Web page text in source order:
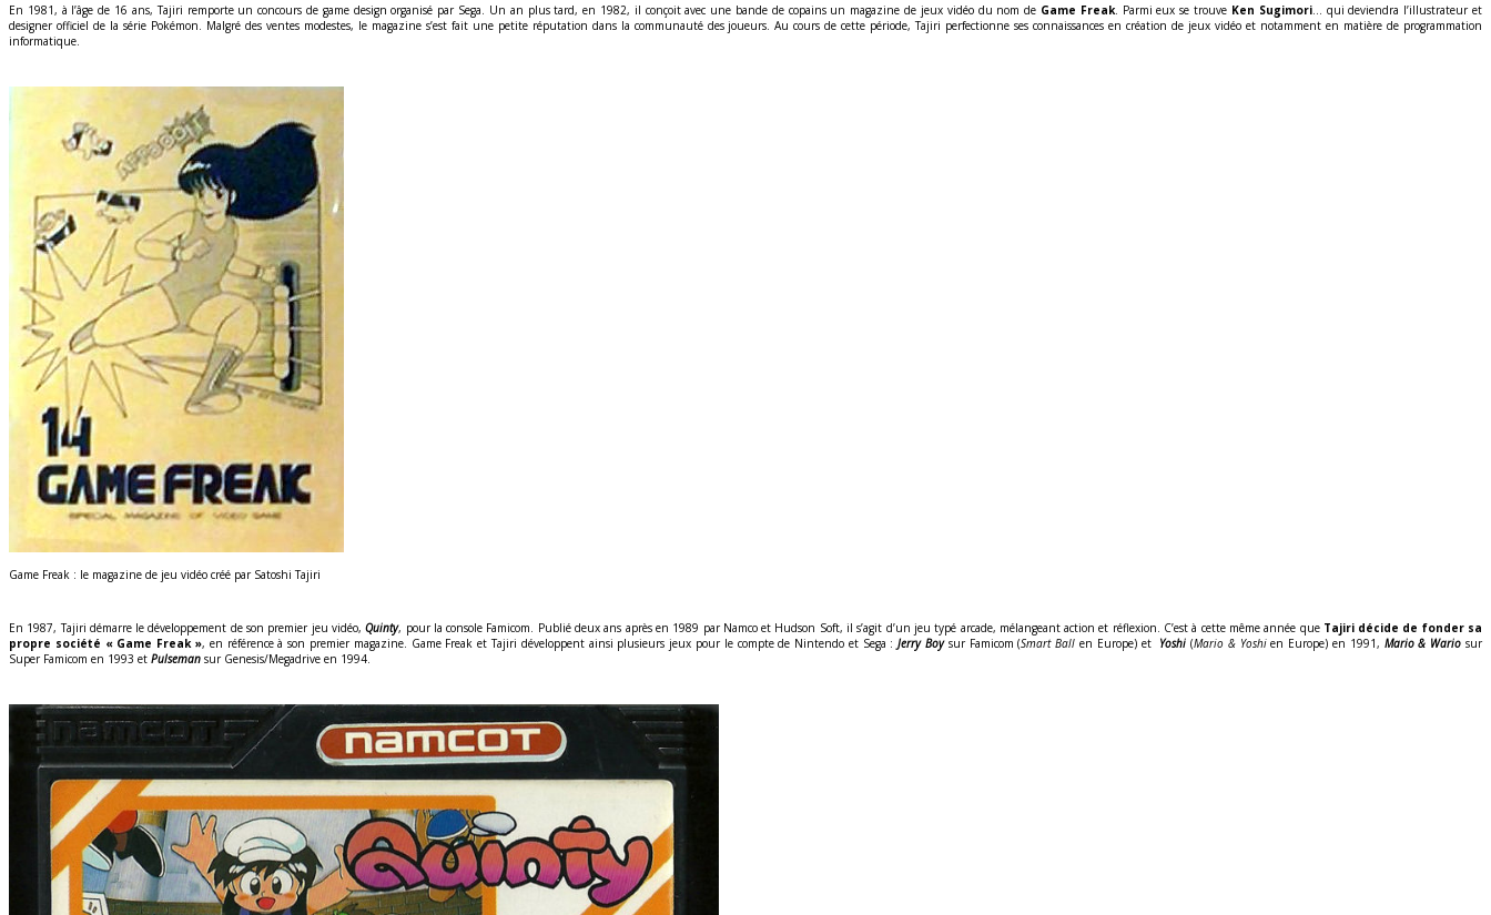
En 1981, à l’âge de 16 ans, Tajiri remporte un concours de game design organisé par Sega. Un an plus tard, en 1982, il conçoit avec une bande de copains un magazine de jeux vidéo du nom de Game Freak. Parmi eux se trouve Ken Sugimori… qui deviendra l’illustrateur et
designer officiel de la série Pokémon. Malgré des ventes modestes, le magazine s’est fait une petite réputation dans la communauté des joueurs. Au cours de cette période, Tajiri perfectionne ses connaissances en création de jeux vidéo et notamment en matière de programmation
informatique.
Game Freak : le magazine de jeu vidéo créé par Satoshi Tajiri
En 1987, Tajiri démarre le développement de son premier jeu vidéo,Quinty, pour la console Famicom. Publié deux ans après en 1989 par Namco et Hudson Soft, il s’agit d’un jeu typé arcade, mélangeant action et réflexion. C’est à cette même année queTajiri décide de fonder sa
propre société « Game Freak », en référence à son premier magazine. Game Freak et Tajiri développent ainsi plusieurs jeux pour le compte de Nintendo et Sega :Jerry Boysur Famicom (Smart Ballen Europe) et Yoshi (Mario & Yoshien Europe) en 1991, Mario & Wario sur
Super Famicom en 1993 et Pulseman sur Genesis/Megadrive en 1994.